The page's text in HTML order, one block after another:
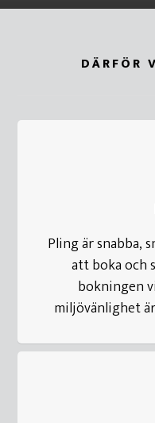
DÄRFÖR
Pling är snabba,
att boka och
bokningen
miljövänlighet